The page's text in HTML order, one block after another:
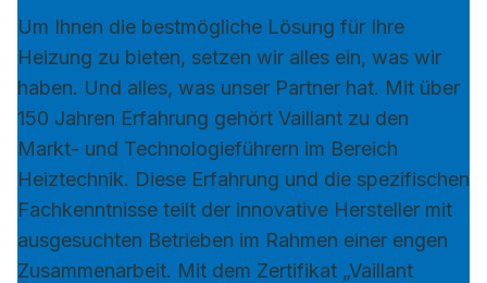
Um Ihnen die bestmögliche Lösung für Ihre
Heizung zu bieten, setzen wir alles ein, was wir
haben. Und alles, was unser Partner hat. Mit über
150 Jahren Erfahrung gehört Vaillant zu den
Markt- und Technologieführern im Bereich
Heiztechnik. Diese Erfahrung und die spezifischen
Fachkenntnisse teilt der innovative Hersteller mit
ausgesuchten Betrieben im Rahmen einer engen
Zusammenarbeit. Mit dem Zertifikat „Vaillant